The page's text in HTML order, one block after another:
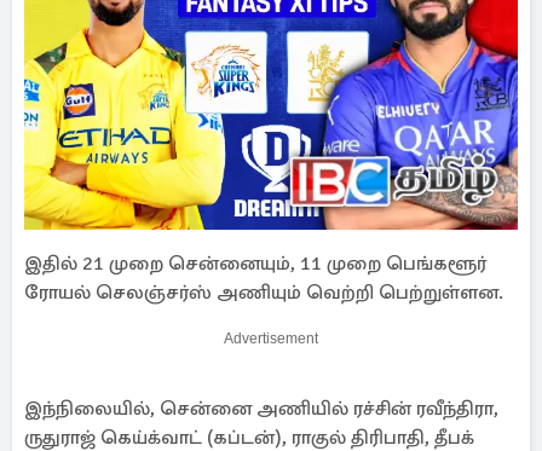
இதில் 21 முறை சென்னையும், 11 முறை பெங்களூர்
ரோயல் செலஞ்சர்ஸ் அணியும் வெற்றி பெற்றுள்ளன.
Advertisement
இந்நிலையில், சென்னை அணியில் ரச்சின் ரவீந்திரா,
ருதுராஜ் கெய்க்வாட் (கப்டன்), ராகுல் திரிபாதி, தீபக்